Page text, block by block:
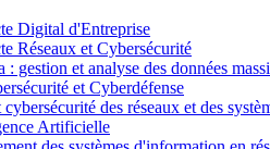
Digital d'Entreprise
Réseaux et Cybersécurité
gestion et analyse des données
et Cyberdéfense
des réseaux et des
Artificielle